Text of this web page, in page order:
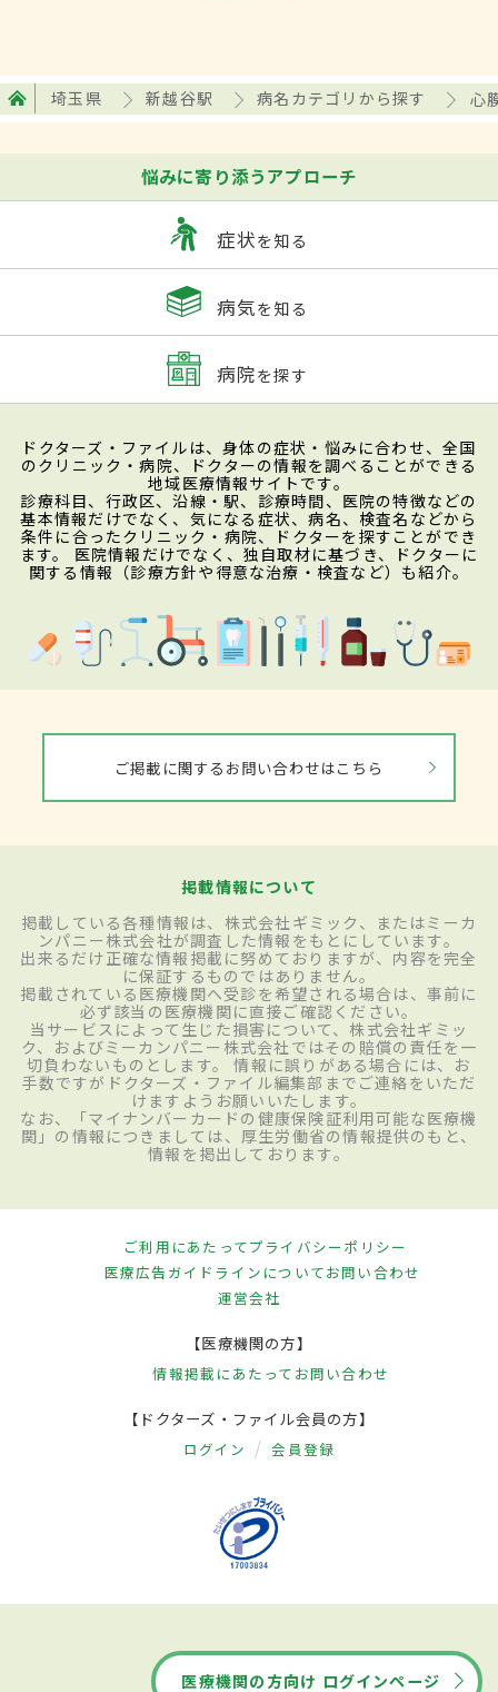
埼玉県 新越谷駅 病名カテゴリから探す 心
悩みに寄り添うアプローチ
症状を知る
病気を知る
病院を探す
ドクターズ・ファイルは、身体の症状・悩みに合わせ、全国
のクリニック・病院、ドクターの情報を調べることができる
地域医療情報サイトです。
診療科目、行政区、沿線・駅、診療時間、医院の特徴などの
基本情報だけでなく、気になる症状、病名、検査名などから
条件に合ったクリニック・病院、ドクターを探すことができ
ます。 医院情報だけでなく、独自取材に基づき、ドクターに
関する情報（診療方針や得意な治療・検査など）も紹介。
ご掲載に関するお問い合わせはこちら
掲載情報について
掲載している各種情報は、株式会社ギミック、またはミーカ
ンパニー株式会社が調査した情報をもとにしています。
出来るだけ正確な情報掲載に努めておりますが、内容を完全
に保証するものではありません。
掲載されている医療機関へ受診を希望される場合は、事前に
必ず該当の医療機関に直接ご確認ください。
当サービスによって生じた損害について、株式会社ギミッ
ク、およびミーカンパニー株式会社ではその賠償の責任を一
切負わないものとします。 情報に誤りがある場合には、お
手数ですがドクターズ・ファイル編集部までご連絡をいただ
けますようお願いいたします。
なお、「マイナンバーカードの健康保険証利用可能な医療機
関」の情報につきましては、厚生労働省の情報提供のもと、
情報を掲出しております。
ご利用にあたってプライバシーポリシー
医療広告ガイドラインについてお問い合わせ
運営会社
【医療機関の方】
情報掲載にあたって お問い合わせ
【ドクターズ・ファイル会員の方】
ログイン 会員登録
医療機関の方向け ログインページ